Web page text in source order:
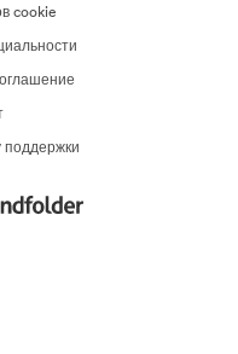
cookie